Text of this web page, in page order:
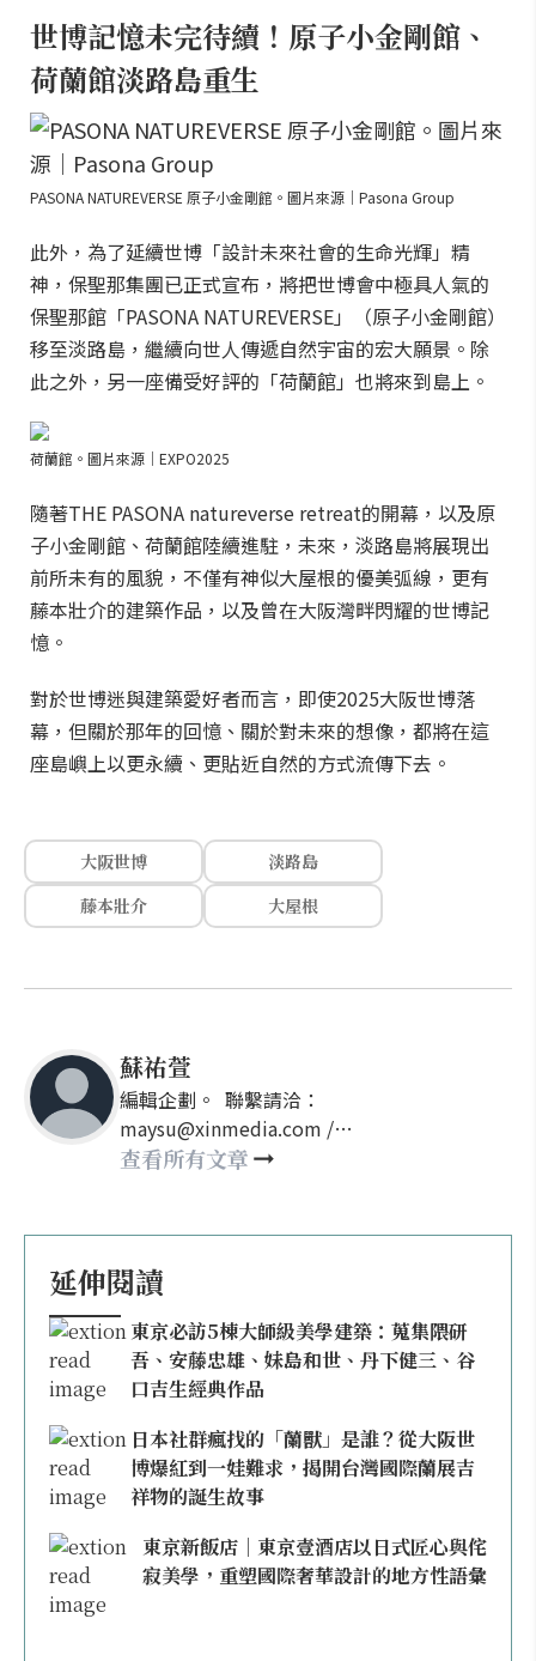
世博記憶未完待續！原子小金剛館、
荷蘭館淡路島重生
PASONA NATUREVERSE 原子小金剛館。圖片來源｜Pasona Group
此外，為了延續世博「設計未來社會的生命光輝」精
神，保聖那集團已正式宣布，將把世博會中極具人氣的
保聖那館「PASONA NATUREVERSE」（原子小金剛館）
移至淡路島，繼續向世人傳遞自然宇宙的宏大願景。除
此之外，另一座備受好評的「荷蘭館」也將來到島上。
荷蘭館。圖片來源｜EXPO2025
隨著THE PASONA natureverse retreat的開幕，以及原
子小金剛館、荷蘭館陸續進駐，未來，淡路島將展現出
前所未有的風貌，不僅有神似大屋根的優美弧線，更有
藤本壯介的建築作品，以及曾在大阪灣畔閃耀的世博記
憶。
對於世博迷與建築愛好者而言，即使2025大阪世博落
幕，但關於那年的回憶、關於對未來的想像，都將在這
座島嶼上以更永續、更貼近自然的方式流傳下去。
大阪世博
淡路島
藤本壯介
大屋根
蘇祐萱
編輯企劃。 聯繫請洽：
maysu@xinmedia.com /
may860527@gmail.com
查看所有文章
延伸閱讀
東京必訪5棟大師級美學建築：蒐集隈研
吾、安藤忠雄、妹島和世、丹下健三、谷
口吉生經典作品
日本社群瘋找的「蘭獸」是誰？從大阪世
博爆紅到一娃難求，揭開台灣國際蘭展吉
祥物的誕生故事
東京新飯店｜東京壹酒店以日式匠心與侘
寂美學，重塑國際奢華設計的地方性語彙